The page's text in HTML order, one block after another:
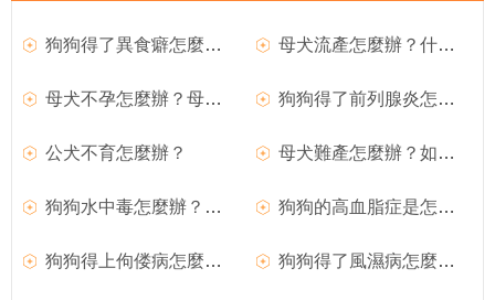
狗狗得了異食癖怎麼辦？ 母犬流產怎麼辦？什麼原因導致母犬流產？
母犬不孕怎麼辦？母犬不孕的原因是什麼？ 狗狗得了前列腺炎怎麼辦？
公犬不育怎麼辦？ 母犬難產怎麼辦？如何處理難產的狗狗？
狗狗水中毒怎麼辦？如何治療？ 狗狗的高血脂症是怎麼回事？
狗狗得上佝偻病怎麼辦？ 狗狗得了風濕病怎麼辦？如何治療犬風濕病？